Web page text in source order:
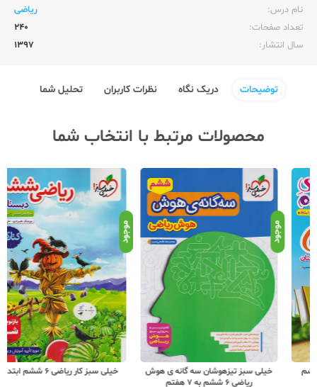
نام درس:
ریاضی
تعداد صفحات:‌
240
سال انتشار:‌
1397
توضیحات دریک نگاه نظرات کاربران تحلیل شما
محصولات مرتبط با انتخاب شما
موجود
خیلی سبز تیزهوشان سه گانه ی هوش
موجود
خیلی سبز کار ریاضی 6 ششم ابتدایی